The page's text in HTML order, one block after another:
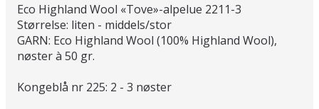
Eco Highland Wool «Tove»-alpelue 2211-3
Størrelse: liten - middels/stor
GARN: Eco Highland Wool (100% Highland Wool),
nøster à 50 gr.
Kongeblå nr 225: 2 - 3 nøster